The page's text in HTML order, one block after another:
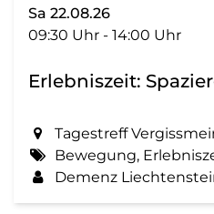
Sa 22.08.26
09:30 Uhr - 14:00 Uhr
Erlebniszeit:
Tagestreff
Bewegung, Erlebniszeit, Zemma tua -
Demenz